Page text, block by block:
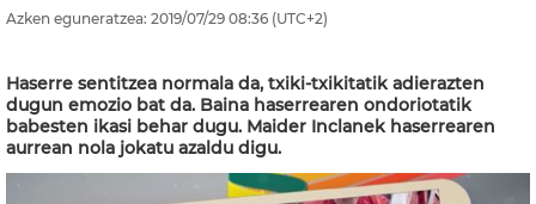
Azken eguneratzea: 2019/07/29 08:36 (UTC+2)
Haserre sentitzea normala da, txiki-txikitatik adierazten
dugun emozio bat da. Baina haserrearen ondoriotatik
babesten ikasi behar dugu. Maider Inclanek haserrearen
aurrean nola jokatu azaldu digu.